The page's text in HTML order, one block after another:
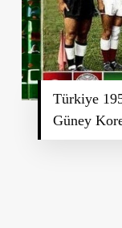
Türkiye
Güney